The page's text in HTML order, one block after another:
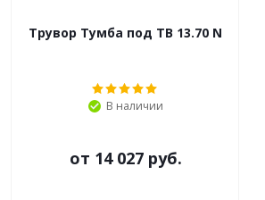
Трувор Тумба под ТВ 13.70 N
В наличии
от 14 027 руб.